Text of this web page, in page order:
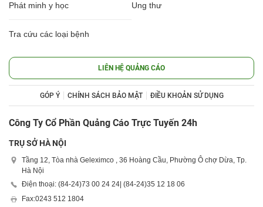
Phát minh y học Ung thư
Tra cứu các loại bệnh
LIÊN HỆ QUẢNG CÁO
GÓP Ý CHÍNH SÁCH BẢO MẬT ĐIỀU KHOẢN SỬ DỤNG
Công Ty Cổ Phần Quảng Cáo Trực Tuyến 24h
TRỤ SỞ HÀ NỘI
Tầng 12, Tòa nhà Geleximco , 36 Hoàng Cầu, Phường Ô chợ Dừa, Tp.
Hà Nội
Điện thoại: (84-24)73 00 24 24 | (84-24)35 12 18 06
Fax:0243 512 1804